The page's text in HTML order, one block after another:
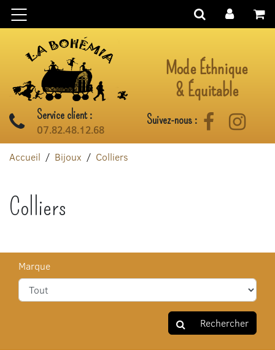
Aller au contenu
Mode Éthnique
& Équitable
Service client :
07.82.48.12.68
Suivez-nous : Facebook
Accueil Bijoux Colliers
Colliers
Marque
Rechercher